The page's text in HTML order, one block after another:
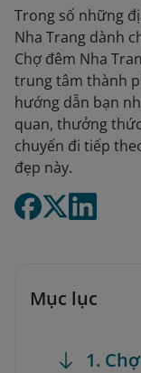
Trong số những
Nha Trang dành
Chợ đêm Nha
trung tâm thành
hướng dẫn bạn
quan, thưởng
chuyến đi tiếp
đẹp này.
Mục lục
1.